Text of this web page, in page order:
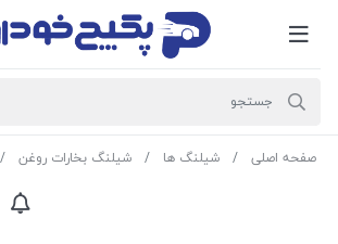
صفحه اصلی شیلنگ ها شیلنگ بخارات روغن